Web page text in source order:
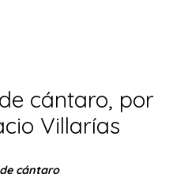
cántaro, por
Villarías
cántaro